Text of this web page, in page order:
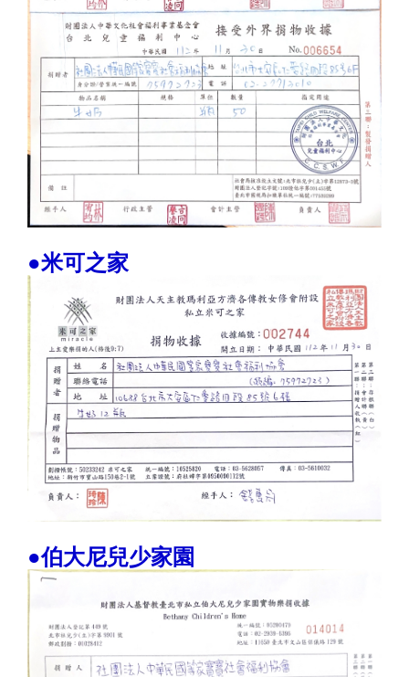
●米可之家
●伯大尼兒少家園